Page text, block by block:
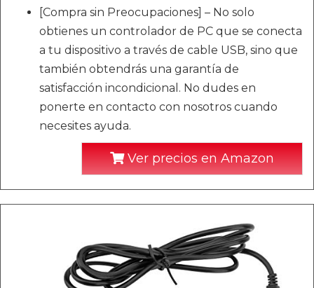
[Compra sin Preocupaciones] – No solo
obtienes un controlador de PC que se conecta
a tu dispositivo a través de cable USB, sino que
también obtendrás una garantía de
satisfacción incondicional. No dudes en
ponerte en contacto con nosotros cuando
necesites ayuda.
Ver precios en Amazon